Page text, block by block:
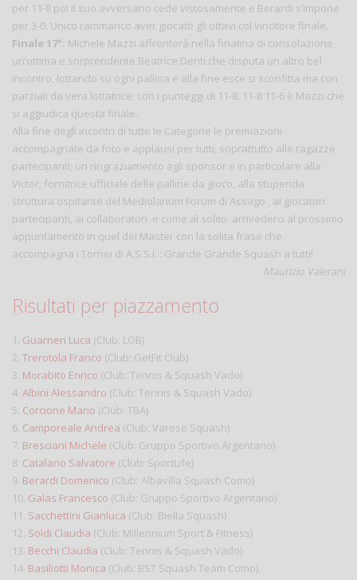
per 11-8 poi il suo avversario cede vistosamente e Berardi s’impone
per 3-0. Unico rammarico aver giocato gli ottavi col vincitore finale.
Finale 17°: Michele Mazzi affronterà nella finalina di consolazione
un’ottima e sorprendente Beatrice Denti che disputa un altro bel
incontro, lottando su ogni pallina e alla fine esce si sconfitta ma con
parziali da vera lottatrice: con i punteggi di 11-8, 11-8 11-6 è Mazzi che
si aggiudica questa finale.
Alla fine degli incontri di tutte le Categorie le premiazioni
accompagnate da foto e applausi per tutti, soprattutto alle ragazze
partecipanti; un ringraziamento agli sponsor e in particolare alla
Victor, fornitrice ufficiale delle palline da gioco, alla stupenda
struttura ospitante del Mediolanum Forum di Assago , ai giocatori
partecipanti, ai collaboratori e come al solito arrivederci al prossimo
appuntamento in quel dei Master con la solita frase che
accompagna i Tornei di A.S.S.I. : Grande Grande Squash a tutti!
Maurizio Valerani
Risultati per piazzamento
1. Guarneri Luca (Club: LOB)
2. Trerotola Franco (Club: GetFit Club)
3. Morabito Enrico (Club: Tennis & Squash Vado)
4. Albini Alessandro (Club: Tennis & Squash Vado)
5. Corcione Mario (Club: TBA)
6. Camporeale Andrea (Club: Varese Squash)
7. Bresciani Michele (Club: Gruppo Sportivo Argentario)
8. Catalano Salvatore (Club: SportLife)
9. Berardi Domenico (Club: Albavilla Squash Como)
10. Galas Francesco (Club: Gruppo Sportivo Argentario)
11. Sacchettini Gianluca (Club: Biella Squash)
12. Soldi Claudia (Club: Millennium Sport & Fitness)
13. Becchi Claudia (Club: Tennis & Squash Vado)
14. Basiliotti Monica (Club: BST Squash Team Como)